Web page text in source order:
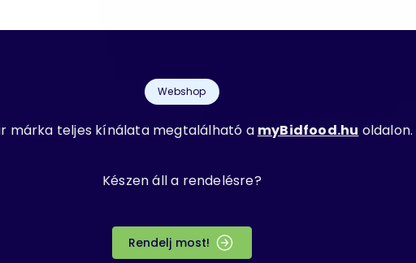
Webshop
márka teljes kínálata megtalálható a myBidfood.hu oldalon.
Készen áll a rendelésre?
Rendelj most!